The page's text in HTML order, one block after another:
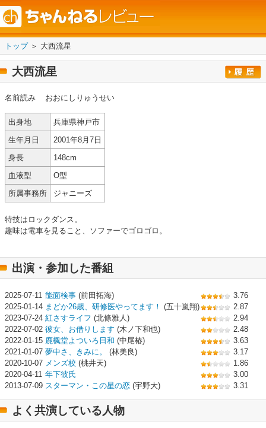
トップ＞ 大西流星
大西流星
名前読み おおにしりゅうせい
出身地
兵庫県神戸市
生年月日
2001年8月7日
身長
148cm
血液型
O型
所属事務所
ジャニーズ
特技はロックダンス。
趣味は電車を見ること、ソファーでゴロゴロ。
出演・参加した番組
2025-07-11 能面検事 (前田拓海)
3.76
2025-01-14 まどか26歳、研修医やってます！ (五十嵐翔)
2.87
2023-07-24 紅さすライフ (北條雅人)
2.94
2022-07-02 彼女、お借りします (木ノ下和也)
2.48
2022-01-15 鹿楓堂よついろ日和 (中尾椿)
3.63
2021-01-07 夢中さ、きみに。 (林美良)
3.17
2020-10-07 メンズ校 (桃井天)
1.86
2020-04-11 年下彼氏
3.00
2013-07-09 スターマン・この星の恋 (宇野大) 3.31
よく共演している人物